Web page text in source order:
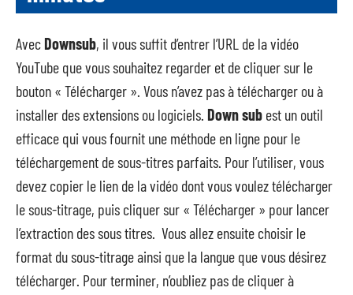
AvecDownsub, il vous suffit d’entrer l’URL de la vidéo
YouTube que vous souhaitez regarder et de cliquer sur le
bouton « Télécharger ». Vous n’avez pas à télécharger ou à
installer des extensions ou logiciels. Down sub est un outil
efficace qui vous fournit une méthode en ligne pour le
téléchargement de sous-titres parfaits. Pour l’utiliser, vous
devez copier le lien de la vidéo dont vous voulez télécharger
le sous-titrage, puis cliquer sur « Télécharger » pour lancer
l’extraction des sous titres. Vous allez ensuite choisir le
format du sous-titrage ainsi que la langue que vous désirez
télécharger. Pour terminer, n’oubliez pas de cliquer à